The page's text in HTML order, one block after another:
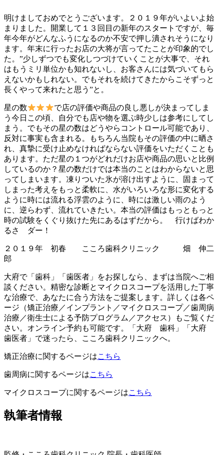
明けましておめでとうございます。２０１９年がいよいよ始
まりました。開業して１３回目の新年のスタートですが、毎
年今年がどんなふうになるのか不安で押し潰されそうになり
ます。年末に行ったお店の大将が言ってたことが印象的でし
た。”少しずつでも変化しつづけていくことが大事で、それ
はもうミリ単位かも知れないし、お客さんには気づいてもら
えないかもしれない。でもそれを続けてきたからこそずっと
長くやって来れたと思う”と。
星の数
で店の評価や商品の良し悪しが決まってしま
う今日この頃、自分でも店や物を選ぶ時少しは参考にしてし
まう。でもその星の数はどうやらコントロール可能であり、
反対に事実も含まれる。もちろん当院もその評価の中に晒さ
れ、真摯に受け止めなければならない評価をいただくことも
あります。ただ星の１つがどれだけお店や商品の思いと比例
しているのか？星の数だけでは本当のことはわからないと思
ってしまいます。凍りついた氷が溶け出すように、固まって
しまった考えをもっと柔軟に、水がいろいろな形に変化する
ように時には流れる浮雲のように、時には激しい雨のよう
に、逆らわず、流れていきたい。本当の評価はもっともっと
時の試験をくぐり抜けた先にあるはずだから。 行けばわか
るさ ダー！
２０１９年 初春 こころ歯科クリニック 畑 伸二
郎
大府で「歯科」「歯医者」をお探しなら、まずは当院へご相
談ください。精密な診断とマイクロスコープを活用した丁寧
な治療で、あなたに合う方法をご提案します。詳しくは各ペ
ージ（矯正治療／インプラント／マイクロスコープ／歯周病
治療／衛生士による予防プログラム／アクセス）もご覧くだ
さい。オンライン予約も可能です。「大府 歯科」「大府
歯医者」で迷ったら、こころ歯科クリニックへ。
矯正治療に関するページはこちら
歯周病に関するページはこちら
マイクロスコープに関するページはこちら
執筆者情報